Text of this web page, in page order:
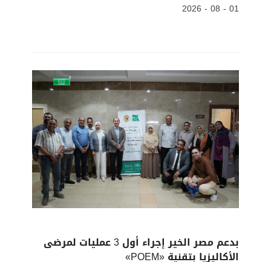
01 - 08 - 2026
بدعم مصر الخير إجراء أول 3 عمليات لمرضى
الأكاليزيا بتقنية «POEM»